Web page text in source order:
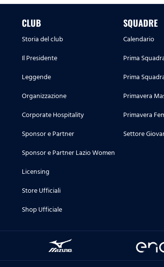
CLUB
Storia del club
Il Presidente
Leggende
Organizzazione
Corporate Hospitality
Sponsor e Partner
Sponsor e Partner Lazio Women
Licensing
Store Ufficiali
Shop Ufficiale
SQUADRE
Calendario
Prima
Prima
Primavera
Primavera
Settore